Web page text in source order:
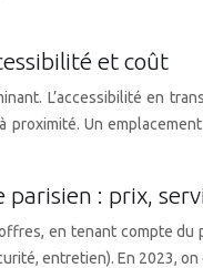
et coût
L’accessibilité en
Un
: prix,
en tenant compte du
entretien). En 2023,